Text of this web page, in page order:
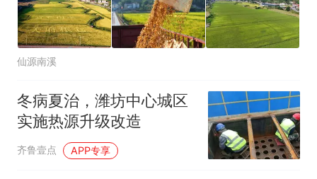
仙源南溪
冬病夏治，潍坊中心城区
实施热源升级改造
齐鲁壹点 APP专享